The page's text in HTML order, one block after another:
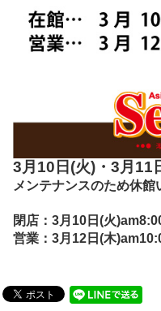
3月10日(火)・3月11
メンテナンスのため休館
閉店：3月10日(火
営業：3月12日(木